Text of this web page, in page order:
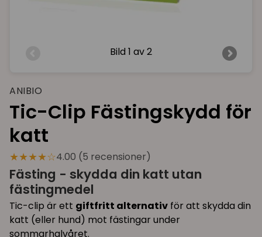
Bild 1 av 2
ANIBIO
Tic-Clip Fästingskydd för
katt
★★★★☆4.00 (5 recensioner)
Fästing - skydda din katt utan
fästingmedel
Tic-clip är ett giftfritt alternativ för att skydda din
katt (eller hund) mot fästingar under
sommarhalvåret.